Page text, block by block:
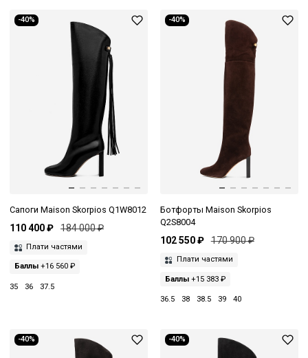
-40%
Сапоги Maison Skorpios Q1W8012
110 400 ₽ 184 000 ₽
Плати частями
Баллы +16 560 ₽
35 36 37.5
-40%
Ботфорты Maison Skorpios
Q2S8004
102 550 ₽ 170 900 ₽
Плати частями
Баллы+15 383 ₽
36.5 38 38.5 39 40
-40% -40%